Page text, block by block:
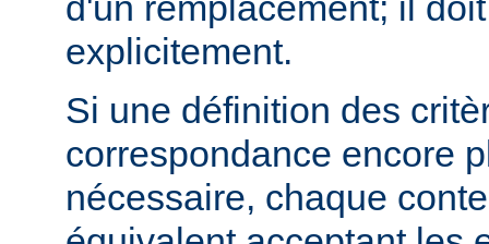
explicitement.
Si une définition des
correspondance encore
nécessaire, chaque